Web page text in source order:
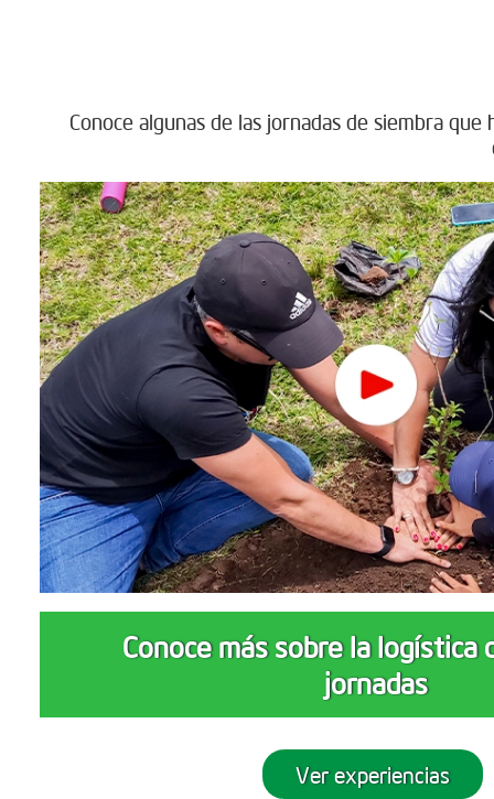
Conoce algunas de las jornadas de siembra
Conoce más sobre la logística
jornadas
Ver experiencias